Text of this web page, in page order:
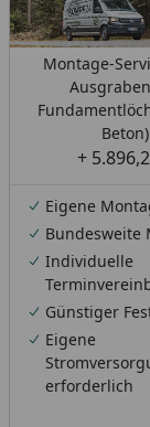
Montage-
Beton)
+
Eigene
Bundesweite
Individuelle
Günstiger
Eigene
erforderlich